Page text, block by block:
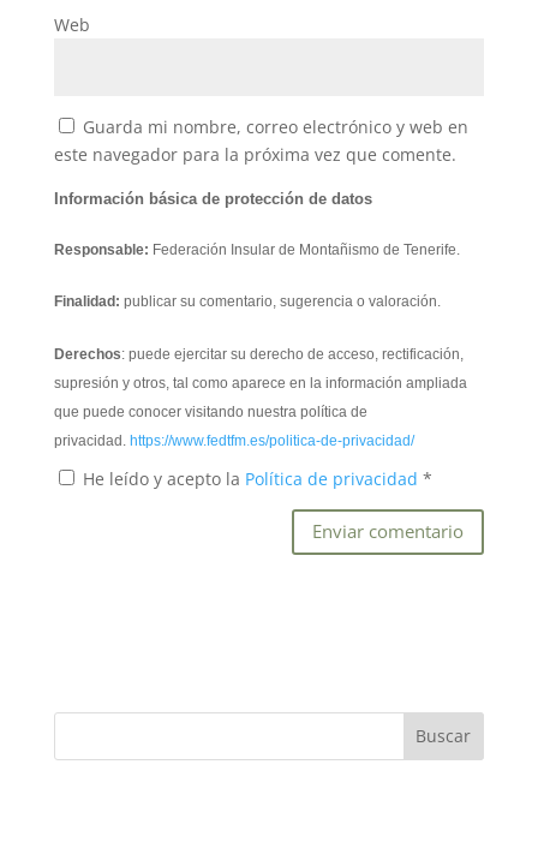
Web
Guarda mi nombre, correo electrónico y web en
este navegador para la próxima vez que comente.
Información básica de protección de datos
Responsable: Federación Insular de Montañismo de Tenerife.
Finalidad: publicar su comentario, sugerencia o valoración.
Derechos: puede ejercitar su derecho de acceso, rectificación,
supresión y otros, tal como aparece en la información ampliada
que puede conocer visitando nuestra política de
privacidad. https://www.fedtfm.es/politica-de-privacidad/
He leído y acepto la Política de privacidad *